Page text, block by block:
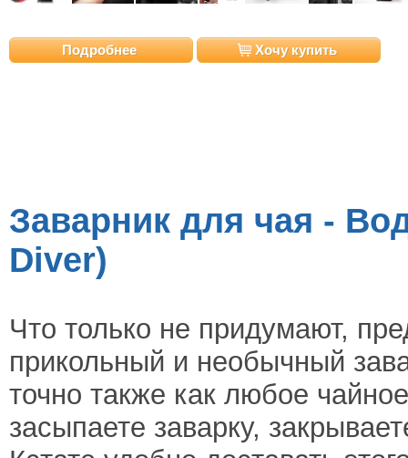
Подробнее Хочу купить
Заварник для чая -
Diver)
Что только не придумают,
прикольный и необычный
точно также как любое
засыпаете заварку,